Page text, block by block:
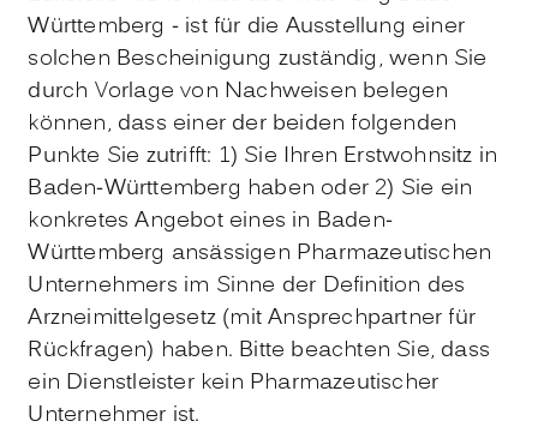
Württemberg - ist für die Ausstellung einer
solchen Bescheinigung zuständig, wenn Sie
durch Vorlage von Nachweisen belegen
können, dass einer der beiden folgenden
Punkte Sie zutrifft: 1) Sie Ihren Erstwohnsitz in
Baden-Württemberg haben oder 2) Sie ein
konkretes Angebot eines in Baden-
Württemberg ansässigen Pharmazeutischen
Unternehmers im Sinne der Definition des
Arzneimittelgesetz (mit Ansprechpartner für
Rückfragen) haben. Bitte beachten Sie, dass
ein Dienstleister kein Pharmazeutischer
Unternehmer ist.